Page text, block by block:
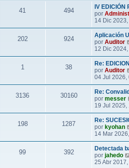
41 494
IV EDICIÓN
por
14 Dic
202 924
Aplicación
por Auditor
12 Dic
1 38
Re:
por Auditor
04 Jul 2026,
3136 30160
Re:
por messer
19 Jul 2025,
198 1287
Re:
por kyohan
14 Mar
99 392
Detectada
por jahedo
25 Abr 2017,